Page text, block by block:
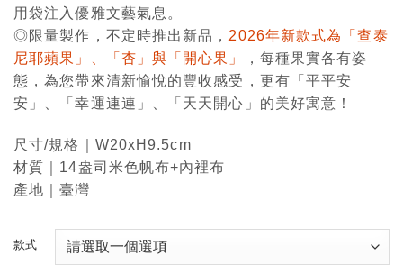
用袋注入優雅文藝氣息。
◎限量製作，不定時推出新品，2026年新款式為「查泰
尼耶蘋果」、「杏」與「開心果」
，每種果實各有姿
態，為您帶來清新愉悅的豐收感受，更有「平平安
安」、「幸運連連」、「天天開心」的美好寓意！
尺寸/規格｜W20xH9.5cm
材質｜14盎司米色帆布+內裡布
產地｜臺灣
款式